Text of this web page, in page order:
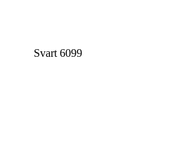
Svart 6099